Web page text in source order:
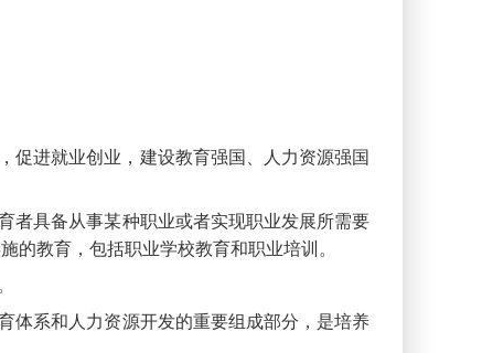
进就业创业，建设教育强国、人力资源强国
者具备从事某种职业或者实现职业发展所需要
的教育，包括职业学校教育和职业培训。
体系和人力资源开发的重要组成部分，是培养